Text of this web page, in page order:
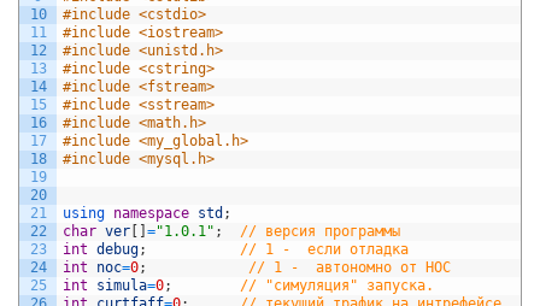
10
11
12
13
14
15
16
17
18
19
20
21
22
23
24
25
#include <cstdio>
#include <iostream>
#include <unistd.h>
#include <cstring>
#include <fstream>
#include <sstream>
#include <math.h>
#include <my_global.h>
#include <mysql.h>
using namespace std ;
char ver ]="1.0.1" ;
// версия программы
int debug;
// 1 -  если отладка
int
noc=0;
// 1 -  автономно от НОС
int
simula=0;
// "симуляция" запуска.